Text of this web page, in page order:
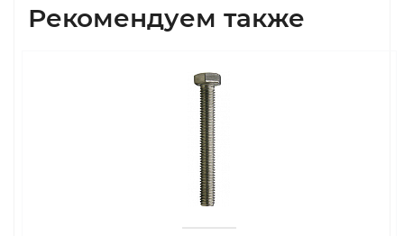
Рекомендуем также